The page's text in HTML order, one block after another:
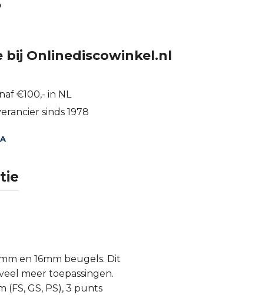
bij Onlinediscowinkel.nl
€100,- in NL
sinds 1978
en 16mm beugels. Dit
meer toepassingen.
GS, PS), 3 punts